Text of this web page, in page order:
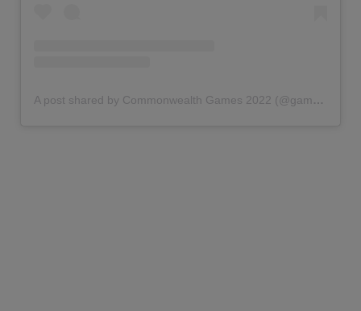
A post shared by Commonwealth Games 2022 (@gamescommonwealth)